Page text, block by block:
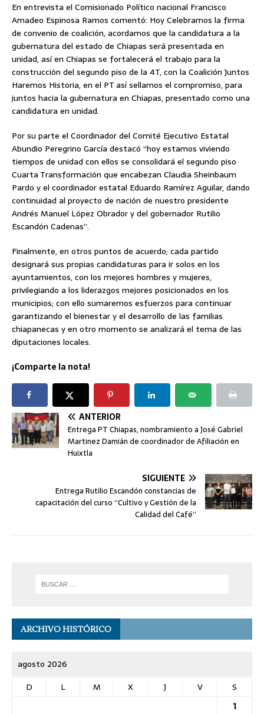
En entrevista el Comisionado Político nacional Francisco
Amadeo Espinosa Ramos comentó: Hoy Celebramos la firma
de convenio de coalición, acordamos que la candidatura a la
gubernatura del estado de Chiapas será presentada en
unidad, así en Chiapas se fortalecerá el trabajo para la
construcción del segundo piso de la 4T, con la Coalición Juntos
Haremos Historia, en el PT así sellamos el compromiso, para
juntos hacia la gubernatura en Chiapas, presentado como una
candidatura en unidad.
Por su parte el Coordinador del Comité Ejecutivo Estatal
Abundio Peregrino García destacó “hoy estamos viviendo
tiempos de unidad con ellos se consolidará el segundo piso
Cuarta Transformación que encabezan Claudia Sheinbaum
Pardo y el coordinador estatal Eduardo Ramírez Aguilar, dando
continuidad al proyecto de nación de nuestro presidente
Andrés Manuel López Obrador y del gobernador Rutilio
Escandón Cadenas”.
Finalmente, en otros puntos de acuerdo; cada partido
designará sus propias candidaturas para ir solos en los
ayuntamientos, con los mejores hombres y mujeres,
privilegiando a los liderazgos mejores posicionados en los
municipios; con ello sumaremos esfuerzos para continuar
garantizando el bienestar y el desarrollo de las familias
chiapanecas y en otro momento se analizará el tema de las
diputaciones locales.
¡Comparte la nota!
ANTERIOR
Entrega PT Chiapas, nombramiento a José Gabriel
Martinez Damián de coordinador de Afiliación en
Huixtla
SIGUIENTE
Entrega Rutilio Escandón constancias de
capacitación del curso “Cultivo y Gestión de la
Calidad del Café”
ARCHIVO HISTÓRICO
agosto 2026
D
L M X J V
S
1